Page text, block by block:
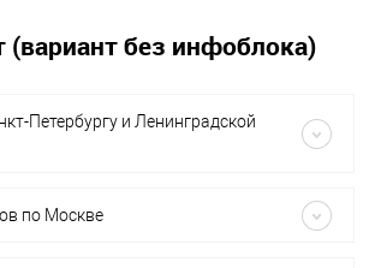
(вариант без инфоблока)
Петербургу и Ленинградской
по Москве